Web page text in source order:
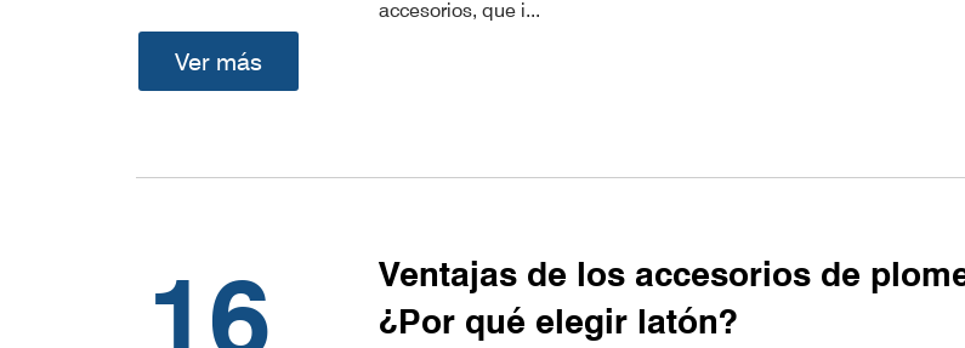
accesorios, que i...
Ver más
16
Ventajas de los accesorios de
¿Por qué elegir latón?